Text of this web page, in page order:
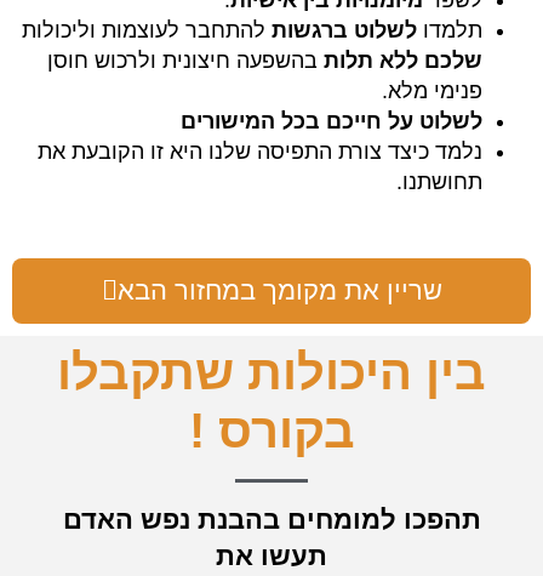
תלמדו לשלוט ברגשות להתחבר לעוצמות וליכולות
שלכם ללא תלות בהשפעה חיצונית ולרכוש חוסן
פנימי מלא.
לשלוט על חייכם בכל המישורים
נלמד כיצד צורת התפיסה שלנו היא זו הקובעת את
תחושתנו.
שריין את מקומך במחזור הבא
בין היכולות שתקבלו
בקורס !
תהפכו למומחים בהבנת נפש האדם
תעשו את